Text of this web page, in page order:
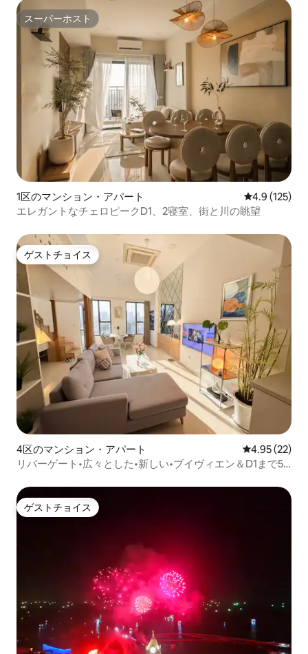
スーパーホスト
スーパーホスト
1区のマンション・アパート レビュー125
4.9 (125)
エレガントなチェロピークD1、2寝室、街と川の眺望
ゲストチョイス
ゲストチョイス
4区のマンション・アパート レビュー22
4.95 (22)
リバーゲート•広々とした•新しい•ブイヴィエン＆D1まで5
ゲストチョイス
ゲストチョイス